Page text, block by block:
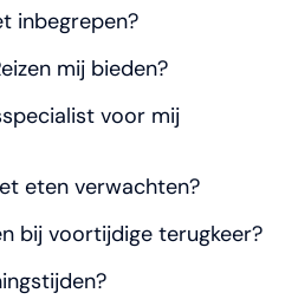
inbegrepen?
mij bieden?
voor mij
eten verwachten?
bij voortijdige terugkeer?